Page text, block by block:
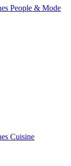
People & Mode
Cuisine